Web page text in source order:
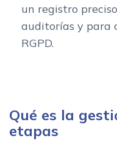
un registro
auditorías y para
RGPD.
Qué es la
etapas